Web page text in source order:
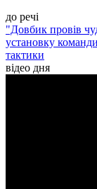
до речі
"Довбик провів
установку
тактики
відео дня